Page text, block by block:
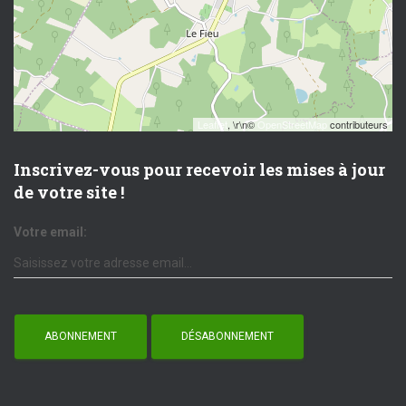
Leaflet, \r\n©OpenStreetMap contributeurs
Inscrivez-vous pour recevoir les mises à jour
de votre site !
Votre email: